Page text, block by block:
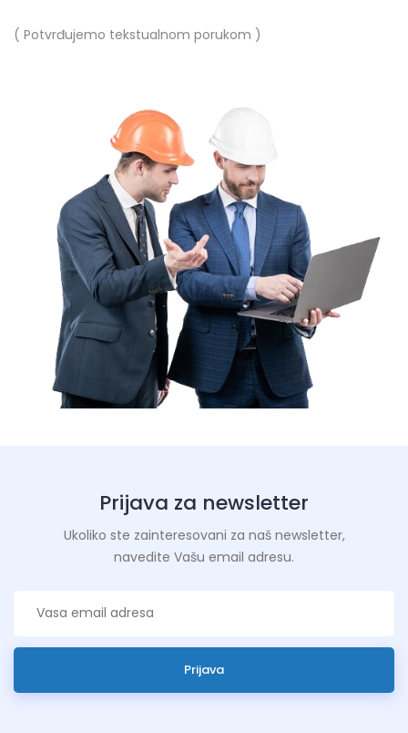
( Potvrđujemo tekstualnom porukom )
Prijava za newsletter
Ukoliko ste zainteresovani za naš newsletter,
navedite Vašu email adresu.
Prijava